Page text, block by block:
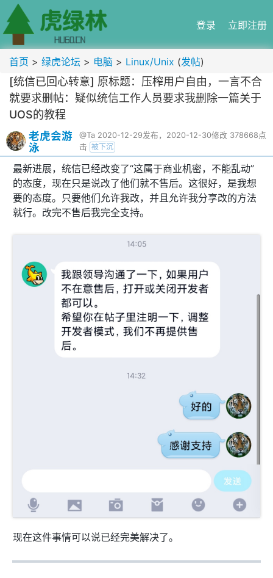
登录 立即注册
首页 > 绿虎论坛 > 电脑 > Linux/Unix (发帖)
[统信已回心转意] 原标题：压榨用户自由，一言不合
就要求删帖：疑似统信工作人员要求我删除一篇关于
UOS的教程
老虎会游
泳
@Ta 2020-12-29发布，2020-12-30修改 378668点
击 被下沉
最新进展，统信已经改变了“这属于商业机密，不能乱动”
的态度，现在只是说改了他们就不售后。这很好，是我想
要的态度。只要他们允许我改，并且允许我分享改的方法
就行。改完不售后我完全支持。
现在这件事情可以说已经完美解决了。